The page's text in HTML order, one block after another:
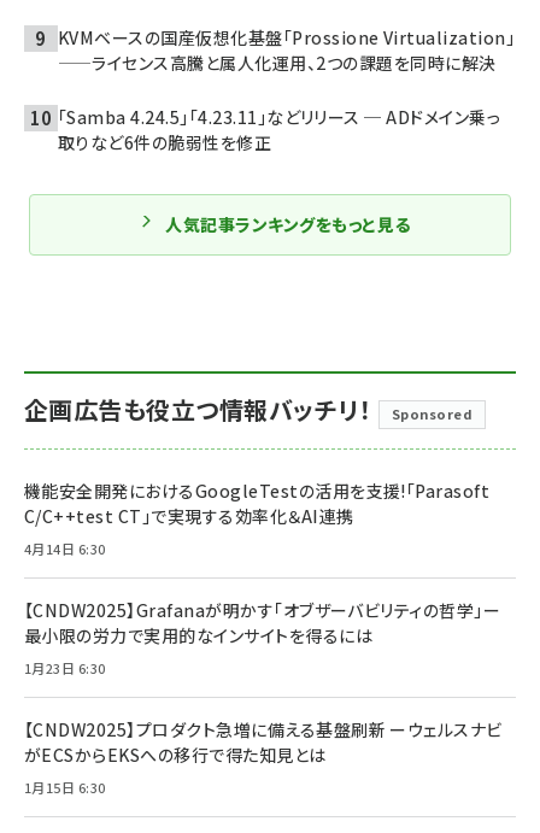
KVMベースの国産仮想化基盤「Prossione Virtualization」
——ライセンス高騰と属人化運用、2つの課題を同時に解決
「Samba 4.24.5」「4.23.11」などリリース ─ ADドメイン乗っ
取りなど6件の脆弱性を修正
人気記事ランキングをもっと見る
企画広告も役立つ情報バッチリ！ Sponsored
機能安全開発におけるGoogleTestの活用を支援!「Parasoft
C/C++test CT」で実現する効率化＆AI連携
4月14日 6:30
【CNDW2025】Grafanaが明かす「オブザーバビリティの哲学」ー
最小限の労力で実用的なインサイトを得るには
1月23日 6:30
【CNDW2025】プロダクト急増に備える基盤刷新 ーウェルスナビ
がECSからEKSへの移行で得た知見とは
1月15日 6:30